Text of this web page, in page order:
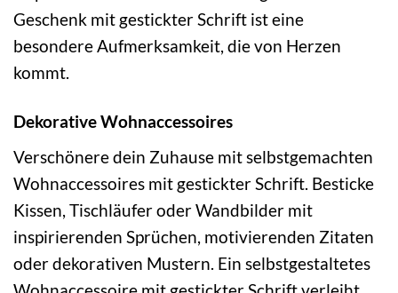
Geschenk mit gestickter Schrift ist eine
besondere Aufmerksamkeit, die von Herzen
kommt.
Dekorative Wohnaccessoires
Verschönere dein Zuhause mit selbstgemachten
Wohnaccessoires mit gestickter Schrift. Besticke
Kissen, Tischläufer oder Wandbilder mit
inspirierenden Sprüchen, motivierenden Zitaten
oder dekorativen Mustern. Ein selbstgestaltetes